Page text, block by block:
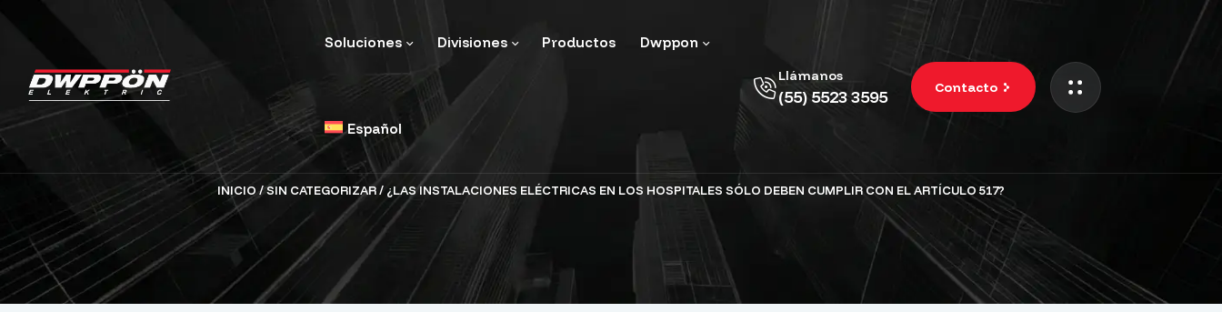
Soluciones Divisiones Productos Dwppon
Español
Llámanos
(55) 5523 3595 Contacto
INICIO /SIN CATEGORIZAR/ ¿LAS INSTALACIONES ELÉCTRICAS EN LOS HOSPITALES SÓLO DEBEN CUMPLIR CON EL ARTÍCULO 517?